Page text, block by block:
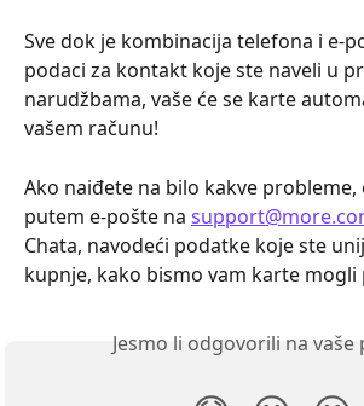
Sve dok je kombinacija telefona i e-
podaci za kontakt koje ste naveli u
narudžbama, vaše će se karte
vašem računu!
Ako naiđete na bilo kakve
putem e-pošte na
Chata, navodeći podatke koje ste
kupnje, kako bismo vam karte
Jesmo li odgovorili na vaše